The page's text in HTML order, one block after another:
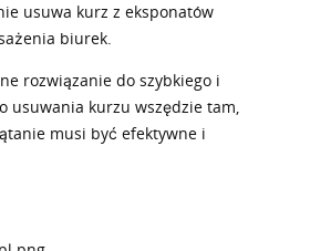
usuwa kurz z eksponatów
biurek.
rozwiązanie do szybkiego i
usuwania kurzu wszędzie tam,
musi być efektywne i